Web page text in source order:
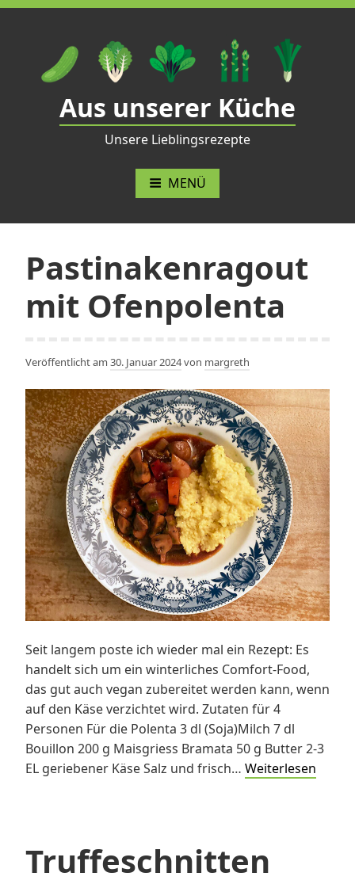
Zum
Aus unserer Küche
Unsere Lieblingsrezepte
MENÜ
Pastinakenragout
mit Ofenpolenta
Veröffentlicht am 30. Januar 2024von margreth
Seit langem poste ich wieder mal ein Rezept: Es
handelt sich um ein winterliches Comfort-Food,
das gut auch vegan zubereitet werden kann, wenn
auf den Käse verzichtet wird. Zutaten für 4
Personen Für die Polenta 3 dl (Soja)Milch 7 dl
Bouillon 200 g Maisgriess Bramata 50 g Butter 2-3
EL geriebener Käse Salz und frisch… Weiterlesen
Truffeschnitten